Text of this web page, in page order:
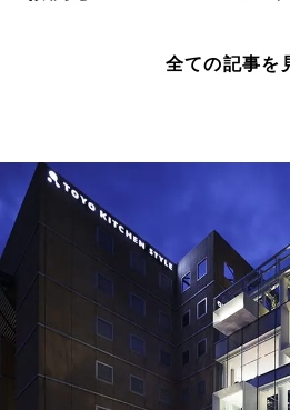
全ての記事を